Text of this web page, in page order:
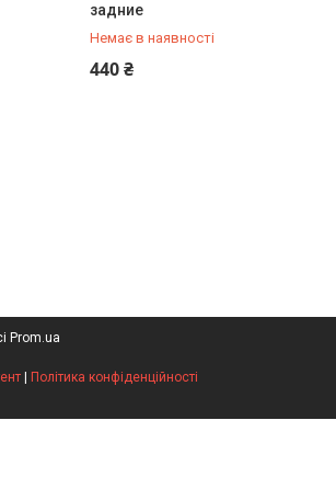
задние
Немає в наявності
440 ₴
+380 (95) 487-34-43
Prom.ua
Політика конфіденційності